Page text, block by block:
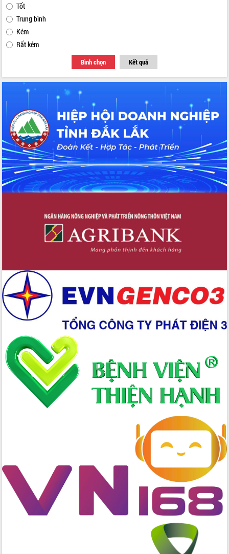
Tốt
Trung bình
Kém
Rất kém
Bình chọn Kết quả